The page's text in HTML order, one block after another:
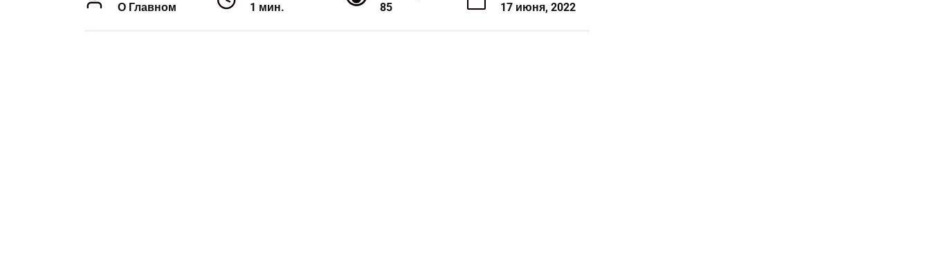
О Главном 1 мин. 85 17 июня, 2022